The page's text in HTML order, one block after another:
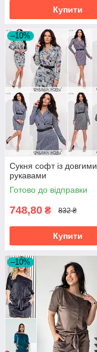
Купити
–10%
Сукня софт із довгими
рукавами
Готово до відправки
748,80 ₴ 832 ₴
Купити
–10%